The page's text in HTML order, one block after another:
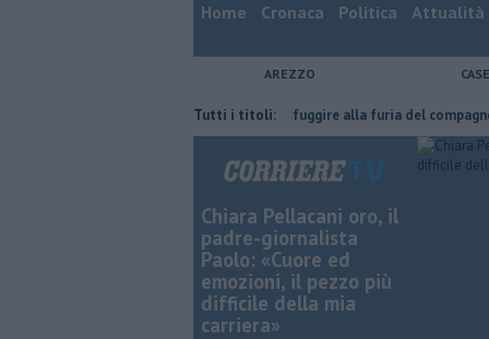
Home Cronaca Politica Attualità
AREZZO
Tutti i titoli:
Nascosta in un bar per sfuggire alla furia del compagno
Chiara Pellacani oro, il
padre-giornalista
Paolo: «Cuore ed
emozioni, il pezzo più
difficile della mia
carriera»